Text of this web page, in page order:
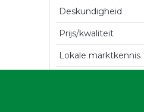
Deskundigheid
Prijs/kwaliteit
Lokale marktkennis